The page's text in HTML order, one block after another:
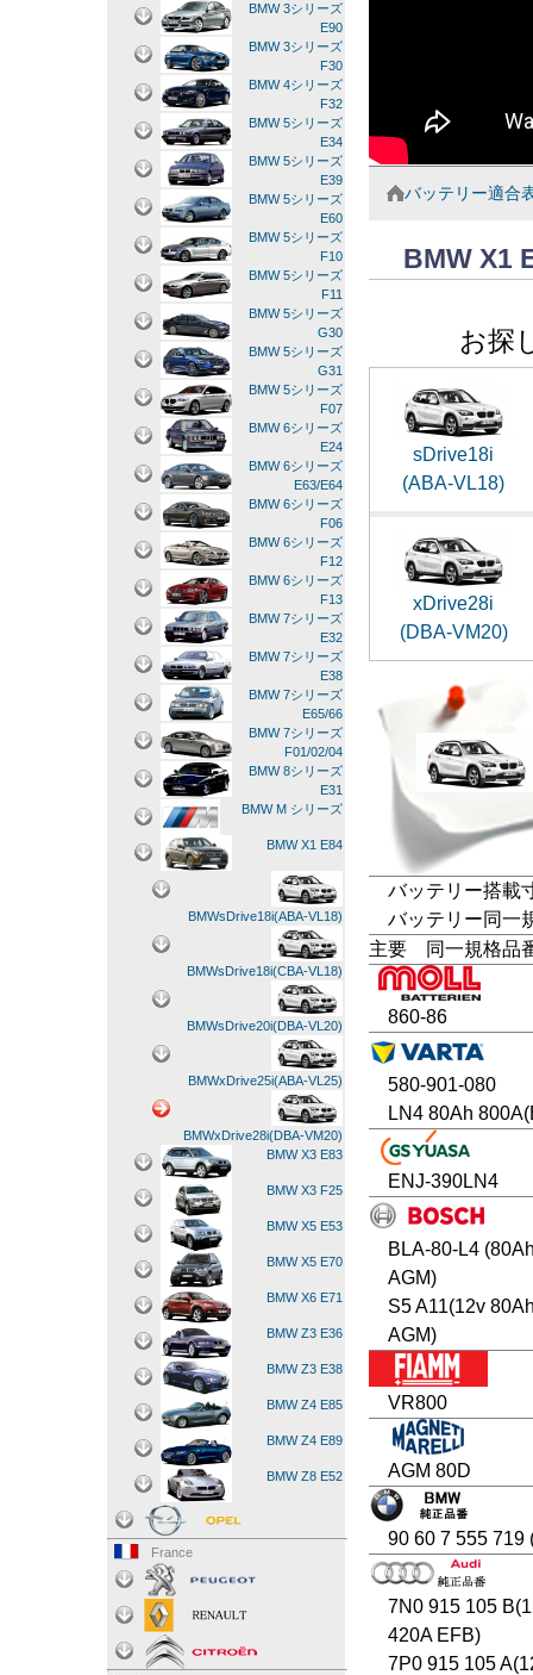
バッテリー適合
BMW X1
お探
sDrive18i
(ABA-VL18)
xDrive28i
(DBA-VM20)
バッテリー搭載
バッテリー同一
主要 同一規格品
860-86
580-901-080
LN4 80Ah
ENJ-390LN4
BLA-80-L4
AGM)
S5 A11(12v
AGM)
VR800
AGM 80D
90 60 7 555 719
7N0 915 105
420A EFB)
7P0 915 105
BMW 3シリーズ
E90
BMW 3シリーズ
F30
BMW 4シリーズ
F32
BMW 5シリーズ
E34
BMW 5シリーズ
E39
BMW 5シリーズ
E60
BMW 5シリーズ
F10
BMW 5シリーズ
F11
BMW 5シリーズ
G30
BMW 5シリーズ
G31
BMW 5シリーズ
F07
BMW 6シリーズ
E24
BMW 6シリーズ
E63/E64
BMW 6シリーズ
F06
BMW 6シリーズ
F12
BMW 6シリーズ
F13
BMW 7シリーズ
E32
BMW 7シリーズ
E38
BMW 7シリーズ
E65/66
BMW 7シリーズ
F01/02/04
BMW 8シリーズ
E31
BMW M シリーズ
BMW X1 E84
BMWsDrive18i(ABA-VL18)
BMWsDrive18i(CBA-VL18)
BMWsDrive20i(DBA-VL20)
BMWxDrive25i(ABA-VL25)
BMWxDrive28i(DBA-VM20)
BMW X3 E83
BMW X3 F25
BMW X5 E53
BMW X5 E70
BMW X6 E71
BMW Z3 E36
BMW Z3 E38
BMW Z4 E85
BMW Z4 E89
BMW Z8 E52
France